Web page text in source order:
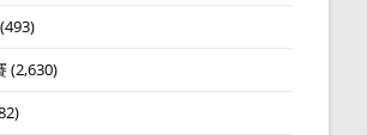
(493)
(2,630)